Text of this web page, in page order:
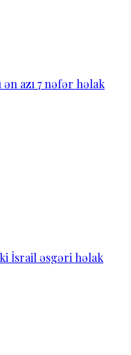
azı 7 nəfər həlak
İsrail əsgəri həlak